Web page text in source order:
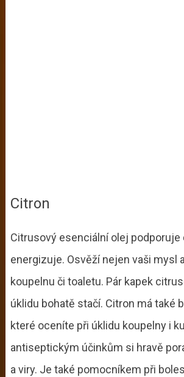
Citron
Citrusový esenciální olej podporuje
energizuje. Osvěží nejen vaši mysl
koupelnu či toaletu. Pár kapek
úklidu bohatě stačí. Citron má také
které oceníte při úklidu koupelny i
antiseptickým účinkům si hravě
a viry. Je také pomocníkem při